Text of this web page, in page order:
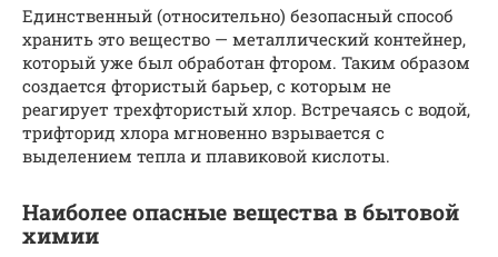
Единственный (относительно) безопасный способ
хранить это вещество — металлический контейнер,
который уже был обработан фтором. Таким образом
создается фтористый барьер, с которым не
реагирует трехфтористый хлор. Встречаясь с водой,
трифторид хлора мгновенно взрывается с
выделением тепла и плавиковой кислоты.
Наиболее опасные вещества в бытовой
химии